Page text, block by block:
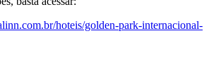
hoteis/golden-park-internacional-